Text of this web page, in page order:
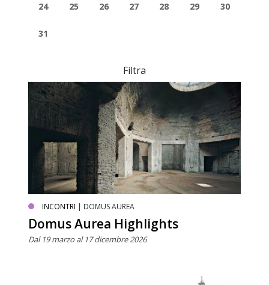
24 25 26 27 28 29 30
31
Filtra
INCONTRI | DOMUS AUREA
Domus Aurea Highlights
Dal 19 marzo al 17 dicembre 2026